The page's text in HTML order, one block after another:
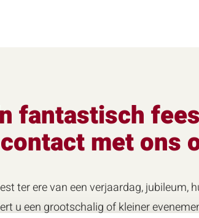
fantastisch
met ons
ter ere van een verjaardag, jubileum,
u een grootschalig of kleiner